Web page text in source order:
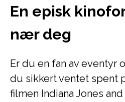
En episk
nær deg
Er du en fan av eventyr
du sikkert ventet spent
filmen Indiana Jones